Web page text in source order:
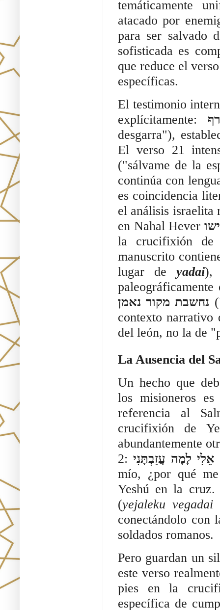
temáticamente
atacado por
para ser salvado
sofisticada es
que reduce el
específicas.
El testimonio
explícitamente:
desgarra"),
El verso 21
("sálvame de la
continúa con
es coincidencia
el análisis israelita
en Nahal Hever
la crucifixión de
manuscrito
lugar de yadai),
נחשבת מקור נאמן
contexto narrativo
del león, no la de
La Ausencia del
Un hecho que
los misioneros
referencia al
crucifixión de
abundantemente
2: אֵלִי לָמָה עֲזַבְתָּנִי
mío, ¿por qué
Yeshú en la
(yejaleku vegadai
conectándolo con
soldados romanos.
Pero guardan un
este verso
pies en la
específica de